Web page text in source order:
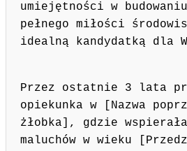
umiejętności w
pełnego miłości
idealną kandydatką dla
Przez ostatnie 3 lata
opiekunka w [Nazwa
żłobka], gdzie
maluchów w wieku